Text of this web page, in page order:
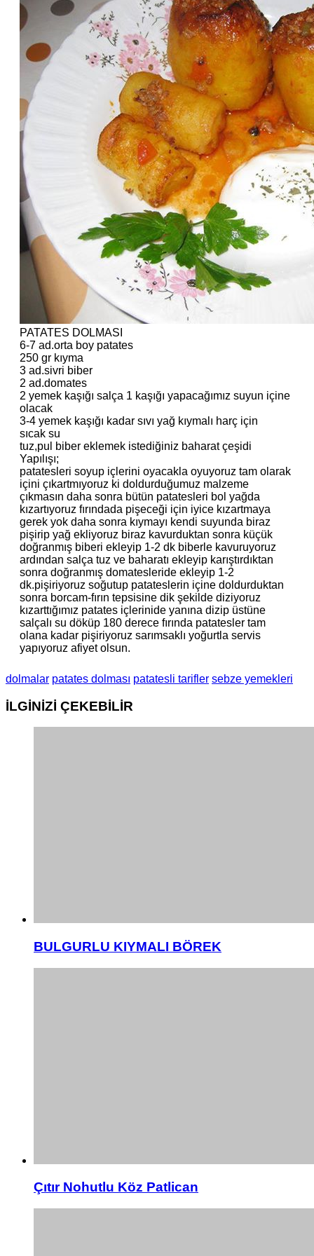
PATATES DOLMASI
6-7 ad.orta boy patates
250 gr kıyma
3 ad.sivri biber
2 ad.domates
2 yemek kaşığı salça 1 kaşığı yapacağımız suyun içine
olacak
3-4 yemek kaşığı kadar sıvı yağ kıymalı harç için
sıcak su
tuz,pul biber eklemek istediğiniz baharat çeşidi
Yapılışı;
patatesleri soyup içlerini oyacakla oyuyoruz tam olarak
içini çıkartmıyoruz ki doldurduğumuz malzeme
çıkmasın daha sonra bütün patatesleri bol yağda
kızartıyoruz fırındada pişeceği için iyice kızartmaya
gerek yok daha sonra kıymayı kendi suyunda biraz
pişirip yağ ekliyoruz biraz kavurduktan sonra küçük
doğranmış biberi ekleyip 1-2 dk biberle kavuruyoruz
ardından salça tuz ve baharatı ekleyip karıştırdıktan
sonra doğranmış domatesleride ekleyip 1-2
dk.pişiriyoruz soğutup patateslerin içine doldurduktan
sonra borcam-fırın tepsisine dik şekilde diziyoruz
kızarttığımız patates içlerinide yanına dizip üstüne
salçalı su döküp 180 derece fırında patatesler tam
olana kadar pişiriyoruz sarımsaklı yoğurtla servis
yapıyoruz afiyet olsun.
dolmalar patates dolması patatesli tarifler sebze yemekleri
İLGİNİZİ ÇEKEBİLİR
BULGURLU KIYMALI BÖREK
Çıtır Nohutlu Köz Patlican